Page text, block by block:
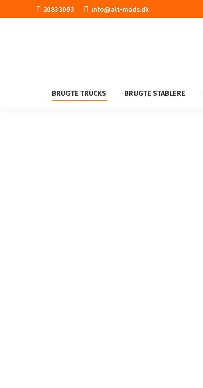
2083 3093 info@alt-mads.dk
BRUGTE TRUCKS BRUGTE STABLERE